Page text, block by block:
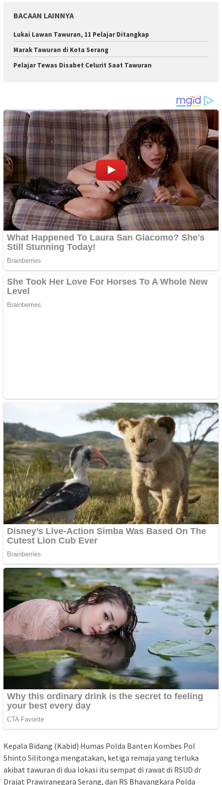
BACAAN LAINNYA
Lukai Lawan Tawuran, 11 Pelajar Ditangkap
Marak Tawuran di Kota Serang
Pelajar Tewas Disabet Celurit Saat Tawuran
Kepala Bidang (Kabid) Humas Polda Banten Kombes Pol
Shinto Silitonga mengatakan, ketiga remaja yang terluka
akibat tawuran di dua lokasi itu sempat di rawat di RSUD dr
Drajat Prawiranegara Serang, dan RS Bhayangkara Polda